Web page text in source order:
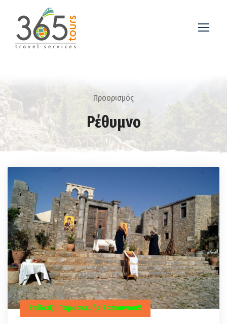
Προορισμός
Ρέθυμνο
Επίδειξη Παρασκευής Σαπουνιού!!